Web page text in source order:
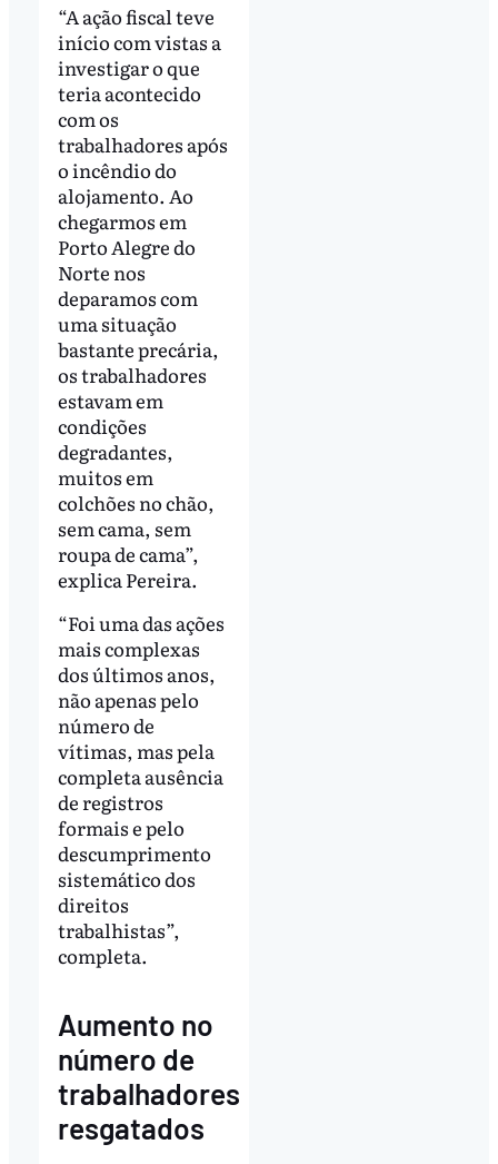
“A ação fiscal teve
início com vistas a
investigar o que
teria acontecido
com os
trabalhadores após
o incêndio do
alojamento. Ao
chegarmos em
Porto Alegre do
Norte nos
deparamos com
uma situação
bastante precária,
os trabalhadores
estavam em
condições
degradantes,
muitos em
colchões no chão,
sem cama, sem
roupa de cama”,
explica Pereira.
“Foi uma das ações
mais complexas
dos últimos anos,
não apenas pelo
número de
vítimas, mas pela
completa ausência
de registros
formais e pelo
descumprimento
sistemático dos
direitos
trabalhistas”,
completa.
Aumento no
número de
trabalhadores
resgatados